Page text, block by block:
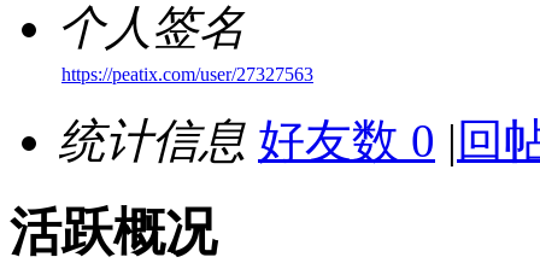
个人签名
https://peatix.com/user/27327563
统计信息 好友数 0 | 回
活跃概况